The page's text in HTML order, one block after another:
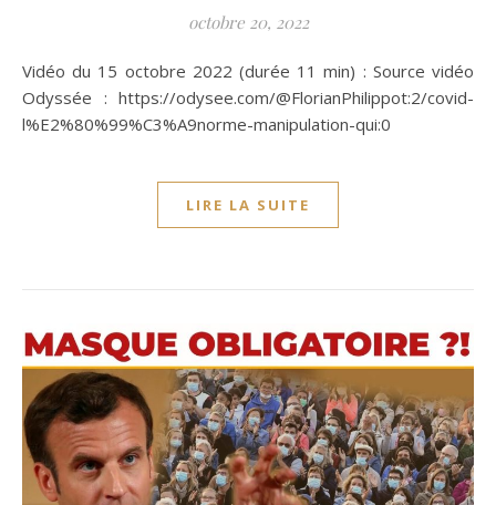
octobre 20, 2022
Vidéo du 15 octobre 2022 (durée 11 min) : Source vidéo
Odyssée : https://odysee.com/@FlorianPhilippot:2/covid-
l%E2%80%99%C3%A9norme-manipulation-qui:0
LIRE LA SUITE